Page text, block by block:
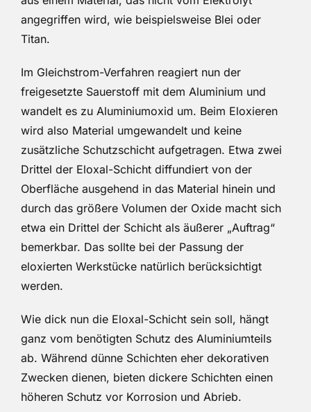
angegriffen wird, wie beispielsweise Blei oder
Titan.
Im Gleichstrom-Verfahren reagiert nun der
freigesetzte Sauerstoff mit dem Aluminium und
wandelt es zu Aluminiumoxid um. Beim Eloxieren
wird also Material umgewandelt und keine
zusätzliche Schutzschicht aufgetragen. Etwa zwei
Drittel der Eloxal-Schicht diffundiert von der
Oberfläche ausgehend in das Material hinein und
durch das größere Volumen der Oxide macht sich
etwa ein Drittel der Schicht als äußerer „Auftrag“
bemerkbar. Das sollte bei der Passung der
eloxierten Werkstücke natürlich berücksichtigt
werden.
Wie dick nun die Eloxal-Schicht sein soll, hängt
ganz vom benötigten Schutz des Aluminiumteils
ab. Während dünne Schichten eher dekorativen
Zwecken dienen, bieten dickere Schichten einen
höheren Schutz vor Korrosion und Abrieb.